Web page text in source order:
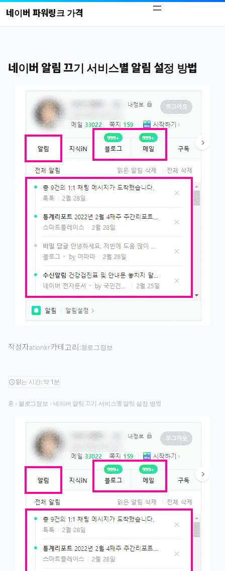
콘
바
로
네이버 파워링크 가격
네이버 알림 끄기 서비스별 알림 설정 방법
작성자ationkr카테고리:블로그정보
schedule읽는 시간: 약 1분
홈 › 블로그정보 › 네이버 알림 끄기 서비스별 알림 설정 방법